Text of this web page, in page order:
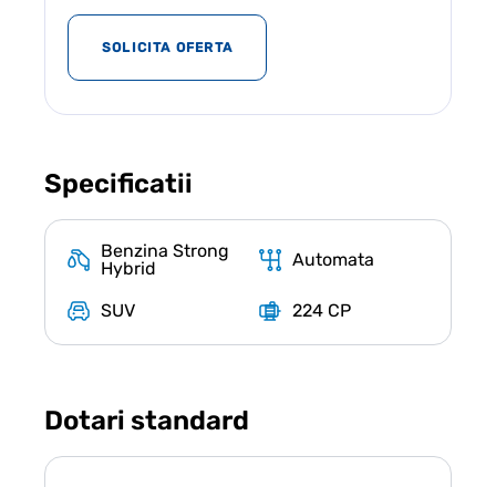
SOLICITA OFERTA
Specificatii
Benzina Strong
Hybrid
Automata
SUV 224 CP
Dotari standard